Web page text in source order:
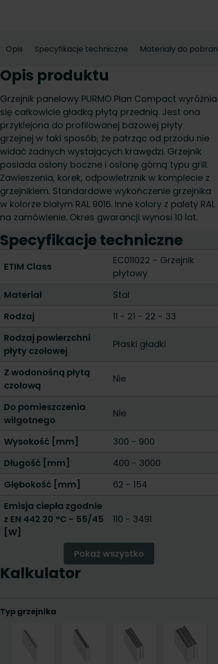
Opis Specyfikacje techniczne Materiały do
Opis produktu
Grzejnik panelowy PURMO Plan Compact wyróżnia
się całkowicie gładką płytą przednią. Jest ona
przyklejona do profilowanej bazowej płyty
grzejnej w taki sposób, że patrząc od przodu nie
widać żadnych wystających krawędzi. Grzejnik
posiada osłony boczne i osłonę górną typu grill.
Zawieszenia, korek, odpowietrznik w komplecie z
grzejnikiem. Standardowe wykończenie grzejnika
w kolorze białym RAL 9016. Inne kolory z palety RAL
na zamówienie. Okres gwarancji wynosi 10 lat.
Specyfikacje techniczne
ETIM Class
EC011022 - Grzejnik
płytowy
Materiał
Stal
Rodzaj
11 - 21 - 22 - 33
Rodzaj powierzchni
płyty czołowej
Płaski gładki
Z wodonośną płytą
czołową
Nie
Do pomieszczenia
wilgotnego
Nie
Wysokość [mm] 300 - 900
Długość [mm]
400 - 3000
Głębokość [mm]
62 - 154
Emisja ciepła zgodnie
z EN 442 20 °C - 55/45
[W]
110 - 3491
Pokaż wszystko
Kalkulator